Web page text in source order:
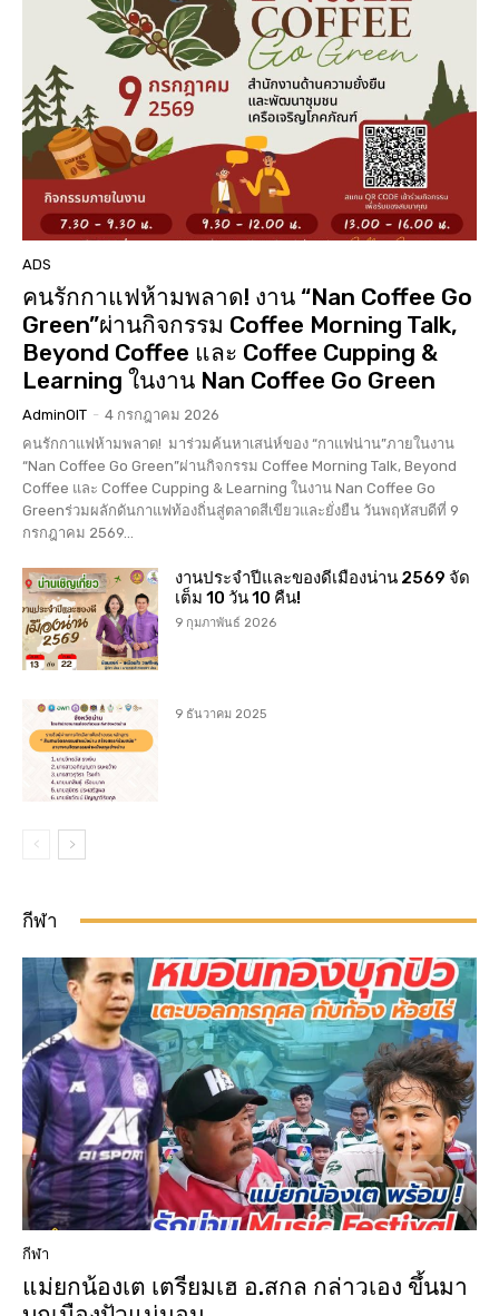
ADS
คนรักกาแฟห้ามพลาด! งาน “Nan Coffee Go
Green”ผ่านกิจกรรม Coffee Morning Talk,
Beyond Coffee และ Coffee Cupping &
Learning ในงาน Nan Coffee Go Green
AdminOIT - 4 กรกฎาคม 2026
คนรักกาแฟห้ามพลาด! มาร่วมค้นหาเสน่ห์ของ “กาแฟน่าน”ภายในงาน
“Nan Coffee Go Green”ผ่านกิจกรรม Coffee Morning Talk, Beyond
Coffee และ Coffee Cupping & Learning ในงาน Nan Coffee Go
Greenร่วมผลักดันกาแฟท้องถิ่นสู่ตลาดสีเขียวและยั่งยืน วันพฤหัสบดีที่ 9
กรกฎาคม 2569...
งานประจำปีและของดีเมืองน่าน 2569 จัด
เต็ม 10 วัน 10 คืน!
9 กุมภาพันธ์ 2026
9 ธันวาคม 2025
กีฬา
กีฬา
แม่ยกน้องเต เตรียมเฮ อ.สกล กล่าวเอง ขึ้นมา